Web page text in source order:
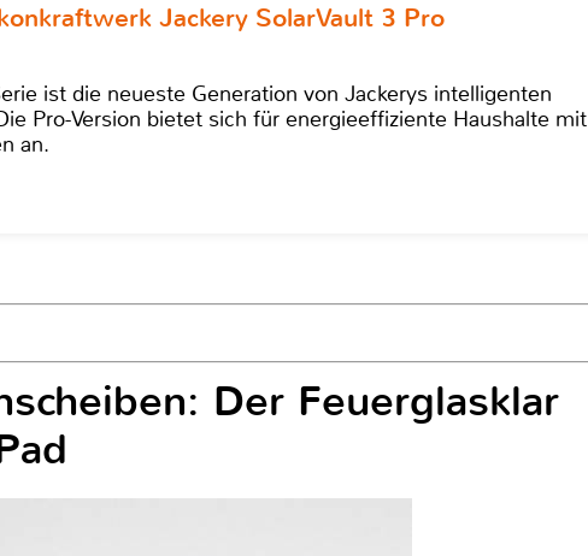
Jackery SolarVault 3 Pro
ist die neueste Generation von Jackerys intelligenten
Pro-Version bietet sich für energieeffiziente Haushalte mit
an.
Der Feuerglasklar